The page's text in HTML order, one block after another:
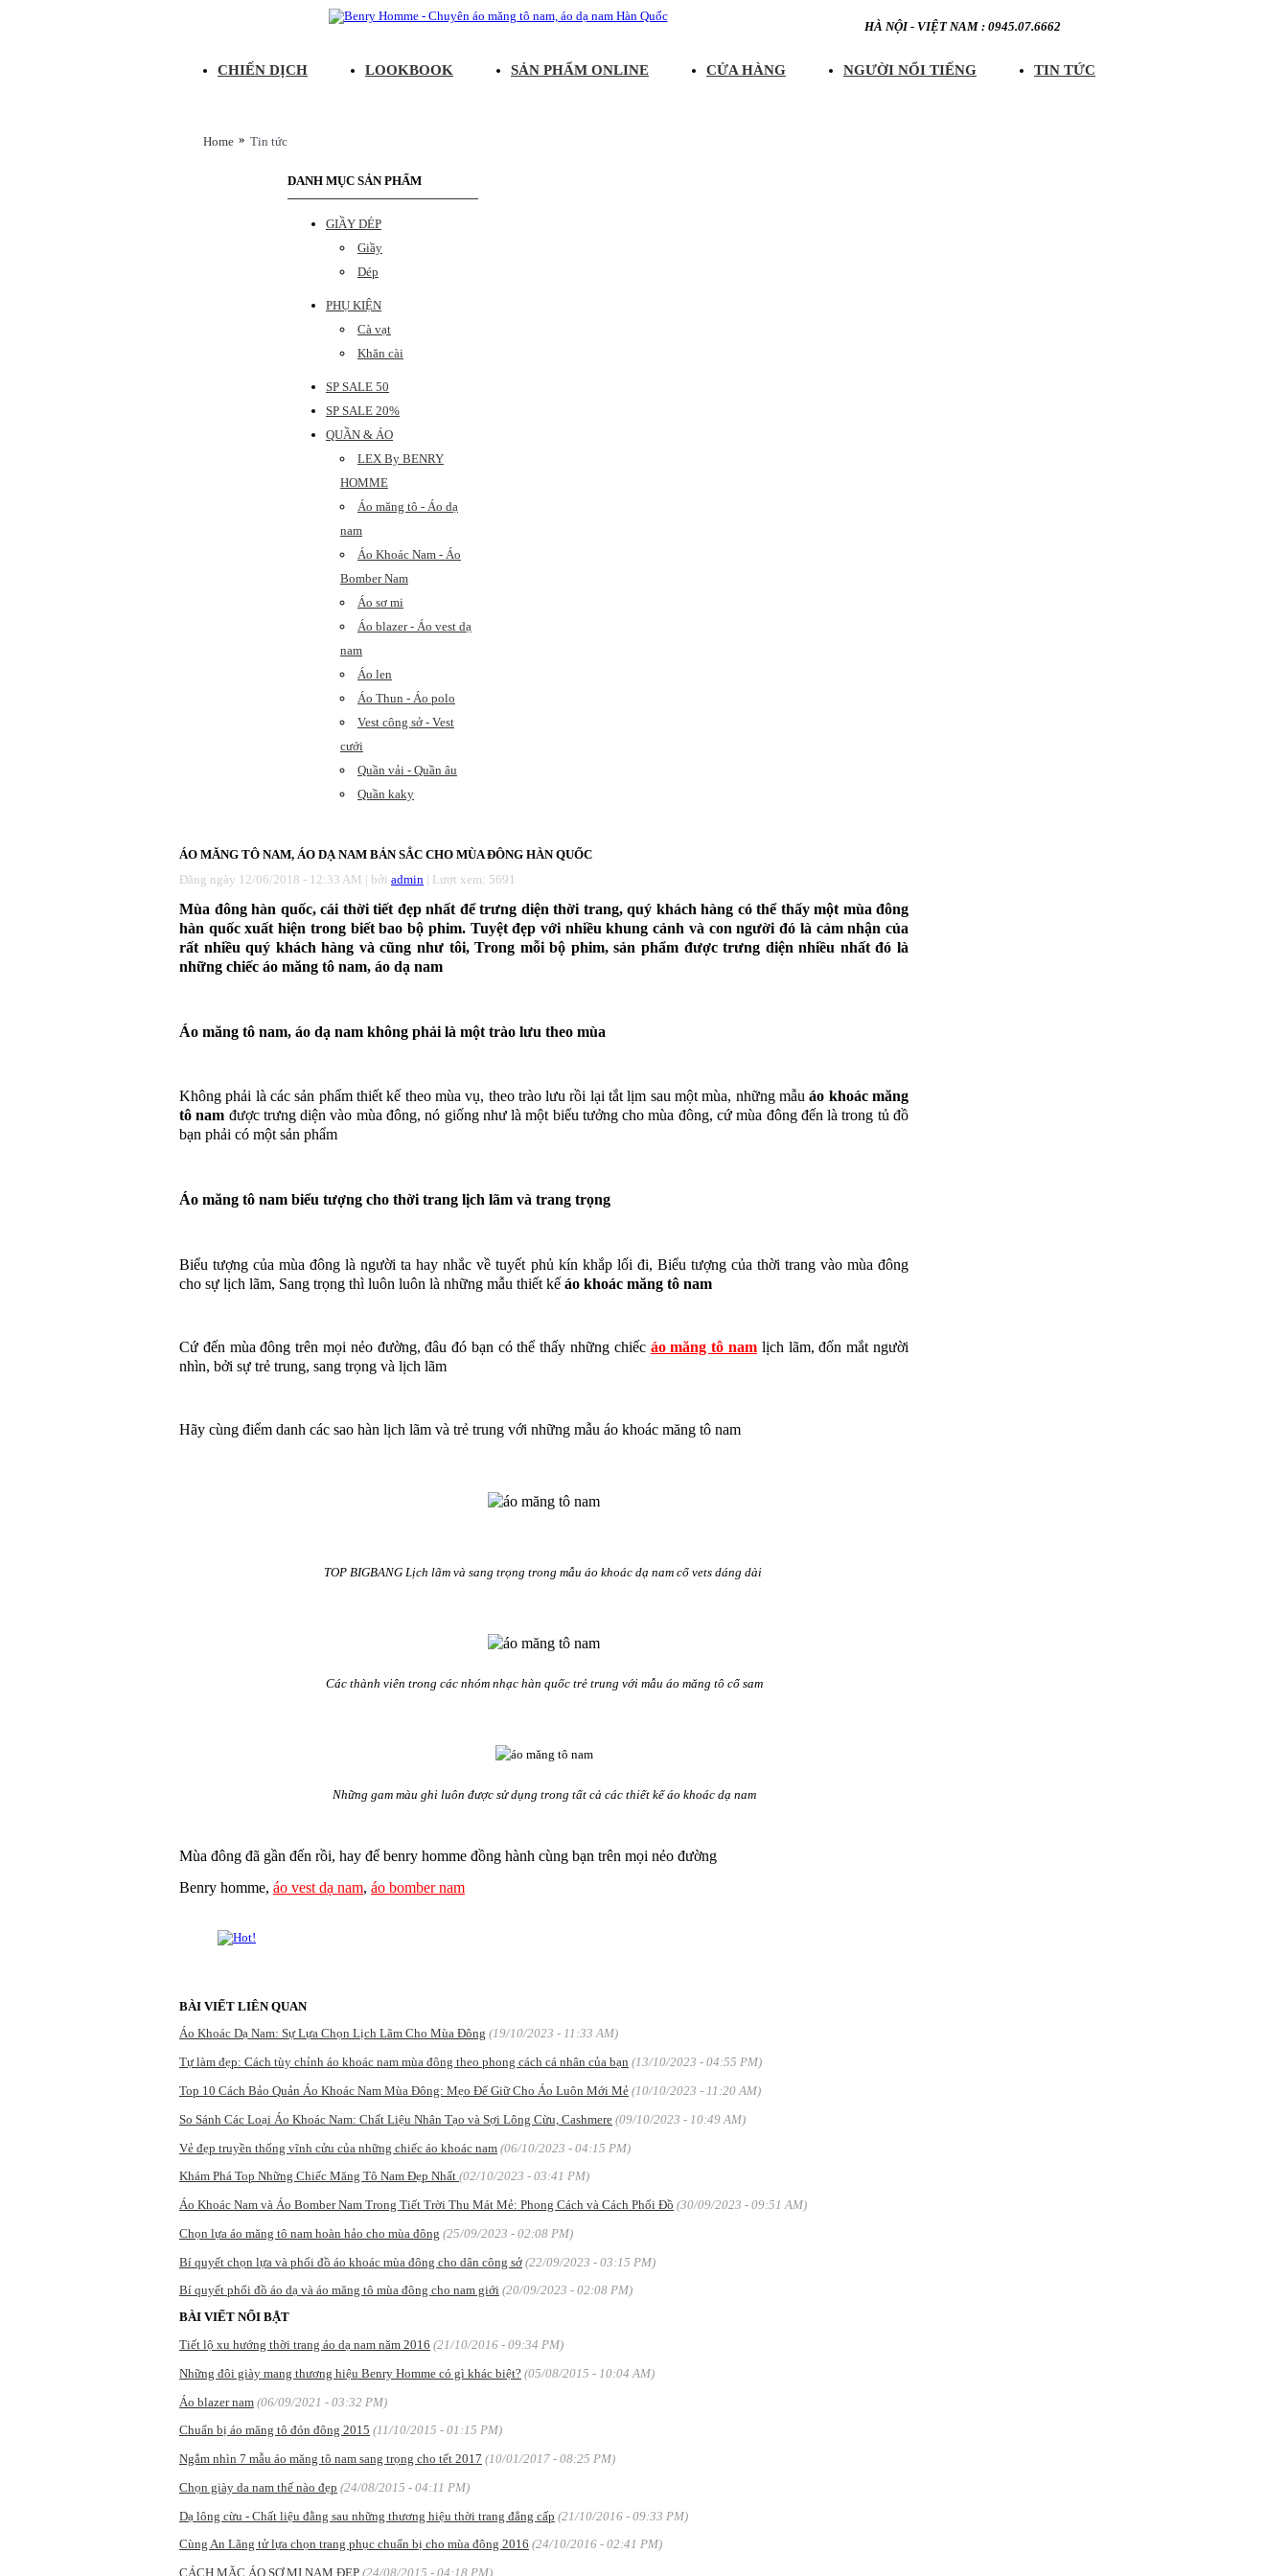
HÀ NỘI - VIỆT NAM : 0945.07.6662
CHIẾN DỊCH LOOKBOOK SẢN PHẨM ONLINE CỬA HÀNG NGƯỜI NỔI TIẾNG TIN TỨC
Home » Tin tức
DANH MỤC SẢN PHẨM
GIẦY DÉP
Giầy
Dép
PHỤ KIỆN
Cà vạt
Khăn cài
SP SALE 50
SP SALE 20%
QUẦN & ÁO
LEX By BENRY
HOMME
Áo măng tô - Áo dạ
nam
Áo Khoác Nam - Áo
Bomber Nam
Áo sơ mi
Áo blazer - Áo vest dạ
nam
Áo len
Áo Thun - Áo polo
Vest công sở - Vest
cưới
Quần vải - Quần âu
Quần kaky
ÁO MĂNG TÔ NAM, ÁO DẠ NAM BẢN SẮC CHO MÙA ĐÔNG HÀN QUỐC
Đăng ngày 12/06/2018 - 12:33 AM | bởi admin | Lượt xem: 5691
Mùa đông hàn quốc, cái thời tiết đẹp nhất để trưng diện thời trang, quý khách hàng có thể thấy một mùa đông
hàn quốc xuất hiện trong biết bao bộ phim. Tuyệt đẹp với nhiều khung cảnh và con người đó là cảm nhận của
rất nhiều quý khách hàng và cũng như tôi, Trong mỗi bộ phim, sản phẩm được trưng diện nhiều nhất đó là
những chiếc áo măng tô nam, áo dạ nam
Áo măng tô nam, áo dạ nam không phải là một trào lưu theo mùa
Không phải là các sản phẩm thiết kế theo mùa vụ, theo trào lưu rồi lại tắt lịm sau một mùa, những mẫuáo khoác măng
tô nam được trưng diện vào mùa đông, nó giống như là một biểu tưởng cho mùa đông, cứ mùa đông đến là trong tủ đồ
bạn phải có một sản phẩm
Áo măng tô nam biểu tượng cho thời trang lịch lãm và trang trọng
Biểu tượng của mùa đông là người ta hay nhắc về tuyết phủ kín khắp lối đi, Biểu tượng của thời trang vào mùa đông
cho sự lịch lãm, Sang trọng thì luôn luôn là những mẫu thiết kế áo khoác măng tô nam
Cứ đến mùa đông trên mọi nẻo đường, đâu đó bạn có thể thấy những chiếc áo măng tô nam lịch lãm, đốn mắt người
nhìn, bởi sự trẻ trung, sang trọng và lịch lãm
Hãy cùng điểm danh các sao hàn lịch lãm và trẻ trung với những mẫu áo khoác măng tô nam
TOP BIGBANG Lịch lãm và sang trọng trong mẫu áo khoác dạ nam cổ vets dáng dài
Các thành viên trong các nhóm nhạc hàn quốc trẻ trung với mẫu áo măng tô cổ sam
Những gam màu ghi luôn được sử dụng trong tất cả các thiết kế áo khoác dạ nam
Mùa đông đã gần đến rồi, hay để benry homme đồng hành cùng bạn trên mọi nẻo đường
Benry homme, áo vest dạ nam, áo bomber nam
BÀI VIẾT LIÊN QUAN
Áo Khoác Dạ Nam: Sự Lựa Chọn Lịch Lãm Cho Mùa Đông (19/10/2023 - 11:33 AM)
Tự làm đẹp: Cách tùy chỉnh áo khoác nam mùa đông theo phong cách cá nhân của bạn (13/10/2023 - 04:55 PM)
Top 10 Cách Bảo Quản Áo Khoác Nam Mùa Đông: Mẹo Để Giữ Cho Áo Luôn Mới Mẻ (10/10/2023 - 11:20 AM)
So Sánh Các Loại Áo Khoác Nam: Chất Liệu Nhân Tạo và Sợi Lông Cừu, Cashmere (09/10/2023 - 10:49 AM)
Vẻ đẹp truyền thống vĩnh cửu của những chiếc áo khoác nam (06/10/2023 - 04:15 PM)
Khám Phá Top Những Chiếc Măng Tô Nam Đẹp Nhất (02/10/2023 - 03:41 PM)
Áo Khoác Nam và Áo Bomber Nam Trong Tiết Trời Thu Mát Mẻ: Phong Cách và Cách Phối Đồ (30/09/2023 - 09:51 AM)
Chọn lựa áo măng tô nam hoàn hảo cho mùa đông (25/09/2023 - 02:08 PM)
Bí quyết chọn lựa và phối đồ áo khoác mùa đông cho dân công sở (22/09/2023 - 03:15 PM)
Bí quyết phối đồ áo dạ và áo măng tô mùa đông cho nam giới (20/09/2023 - 02:08 PM)
BÀI VIẾT NỔI BẬT
Tiết lộ xu hướng thời trang áo dạ nam năm 2016 (21/10/2016 - 09:34 PM)
Những đôi giày mang thương hiệu Benry Homme có gì khác biệt? (05/08/2015 - 10:04 AM)
Áo blazer nam (06/09/2021 - 03:32 PM)
Chuẩn bị áo măng tô đón đông 2015 (11/10/2015 - 01:15 PM)
Ngắm nhìn 7 mẫu áo măng tô nam sang trọng cho tết 2017 (10/01/2017 - 08:25 PM)
Chọn giày da nam thế nào đẹp (24/08/2015 - 04:11 PM)
Dạ lông cừu - Chất liệu đằng sau những thương hiệu thời trang đẳng cấp (21/10/2016 - 09:33 PM)
Cùng An Lãng tử lựa chọn trang phục chuẩn bị cho mùa đông 2016 (24/10/2016 - 02:41 PM)
CÁCH MẶC ÁO SƠ MI NAM ĐẸP (24/08/2015 - 04:18 PM)